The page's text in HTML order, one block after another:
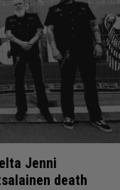
Jenni
death